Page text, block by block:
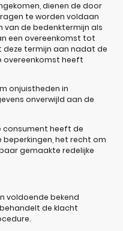
dienen de door
te worden voldaan
van de bedenktermijn als
een overeenkomst tot
deze termijn aan nadat de
overeenkomst heeft
onjuistheden in
onverwijld aan de
consument heeft de
het recht om
gemaakte redelijke
voldoende bekend
de klacht